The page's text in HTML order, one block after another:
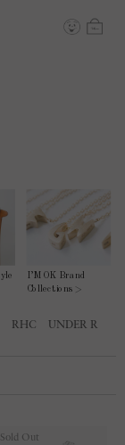
RHC UNDER R
Sold Out